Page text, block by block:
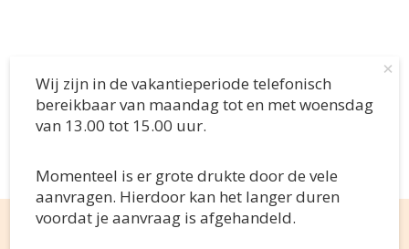
Ik ben hier nieuw
Ik heb al een gezinsnummer
Wij zijn in de vakantieperiode telefonisch bereikbaar
×
Wij zijn in de vakantieperiode telefonisch
bereikbaar van maandag tot en met woensdag
van 13.00 tot 15.00 uur.
Momenteel is er grote drukte door de vele
aanvragen. Hierdoor kan het langer duren
voordat je aanvraag is afgehandeld.